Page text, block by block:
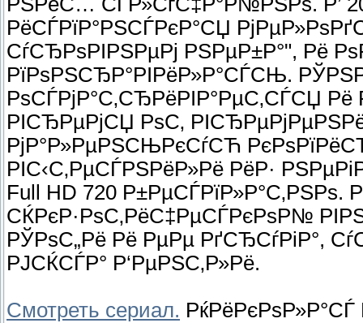
РёСЃРїР°РЅСЃРєР°СЏ
СѓСЂРѕРІРЅРµРј РЅРµР±Р°", Рё
РїРѕРЅСЂР°РІРёР»Р°СЃСЊ.
РѕСЃРјР°С‚СЂРёРІР°РµС‚СЃСЏ Рё
РІСЂРµРјСЏ РѕС‚
РјР°Р»РµРЅСЊРєСѓСЋ
РІС‹С‚РµСЃРЅРёР»Рё РёР·
Full HD 720 Р±РµСЃРїР»Р°С‚РЅРѕ.
СЌРєР·РѕС‚РёС‡РµСЃРєРѕР№
РЎРѕС„Рё Рё РµРµ РґСЂСѓРіР°,
РЈСЌСЃР° Р‘РµРЅС‚Р»Рё.
Смотреть сериал.